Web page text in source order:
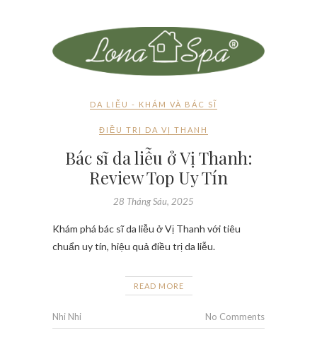
DA LIỄU - KHÁM VÀ BÁC SĨ
ĐIỀU TRỊ DA VỊ THANH
Bác sĩ da liễu ở Vị Thanh:
Review Top Uy Tín
28 Tháng Sáu, 2025
Khám phá bác sĩ da liễu ở Vị Thanh với tiêu
chuẩn uy tín, hiệu quả điều trị da liễu.
READ MORE
Nhi Nhi No Comments